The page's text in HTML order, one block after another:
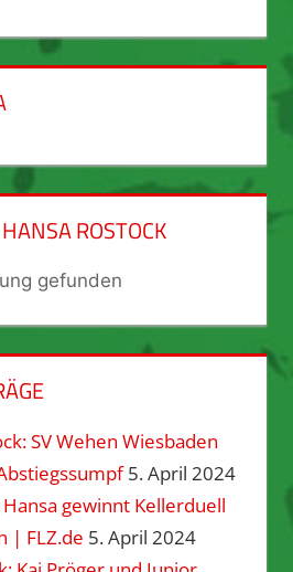
ROSTOCK
gefunden
SV Wehen Wiesbaden
5. April 2024
gewinnt Kellerduell
| FLZ.de 5. April 2024